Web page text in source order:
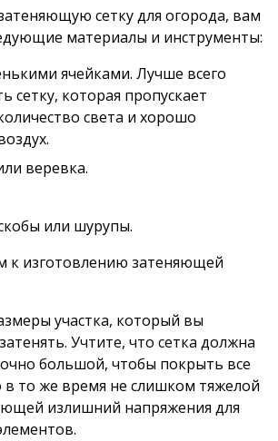
сетку для огорода, вам
материалы и инструменты:
ячейками. Лучше всего
сетку, которая пропускает
света и хорошо
веревка.
или шурупы.
к изготовлению затеняющей
участка, который вы
Учтите, что сетка должна
большой, чтобы покрыть все
в то же время не слишком тяжелой
излишний напряжения для